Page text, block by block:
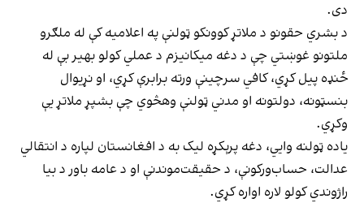
دی.
د بشري حقونو د ملاتړ کوونکو ټولنې په اعلامیه کې له ملګرو
ملتونو غوښتي چې د دغه میکانیزم د عملي کولو بهیر بې له
ځنډه پیل کړي، کافي سرچینې ورته برابرې کړي، او نړیوال
بنسټونه، دولتونه او مدني ټولنې وهڅوي چې بشپړ ملاتړ یې
وکړي.
یاده ټولنه وايي، دغه پرېکړه لیک به د افغانستان لپاره د انتقالي
عدالت، حساب‌ورکونې، د حقیقت‌موندنې او د عامه باور د بیا
راژوندي کولو لاره اواره کړي.